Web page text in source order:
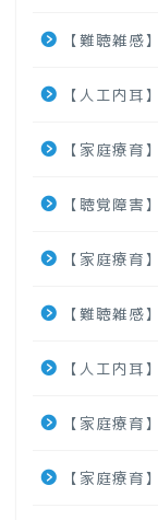
【難聴雑感
【人工内耳
【家庭療育
【聴覚障害
【家庭療育
【難聴雑感
【人工内耳
【家庭療育
【家庭療育